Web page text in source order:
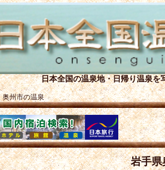
日本全国の温泉地・日帰り温泉を
奥州市の温泉
岩手県